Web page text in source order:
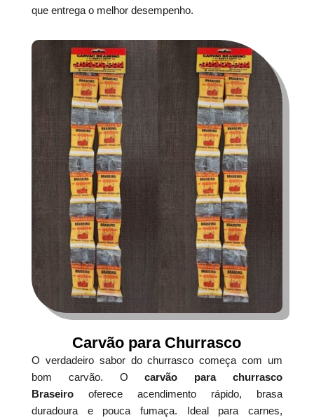
que entrega o melhor desempenho.
Carvão para Churrasco
O verdadeiro sabor do churrasco começa com um
bom carvão. Ocarvão para churrasco
Braseirooferece acendimento rápido, brasa
duradoura e pouca fumaça. Ideal para carnes,